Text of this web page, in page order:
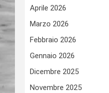
Aprile 2026
Marzo 2026
Febbraio 2026
Gennaio 2026
Dicembre 2025
Novembre 2025